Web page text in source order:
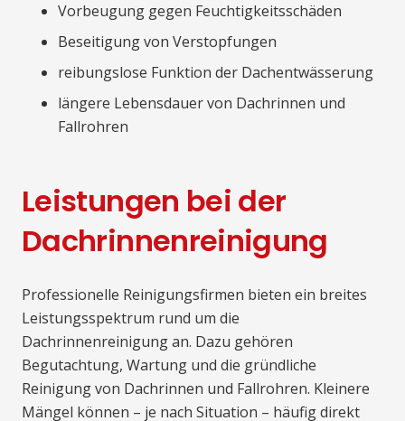
Vorbeugung gegen Feuchtigkeitsschäden
Beseitigung von Verstopfungen
reibungslose Funktion der Dachentwässerung
längere Lebensdauer von Dachrinnen und
Fallrohren
Leistungen bei der
Dachrinnenreinigung
Professionelle Reinigungsfirmen bieten ein breites
Leistungsspektrum rund um die
Dachrinnenreinigung an. Dazu gehören
Begutachtung, Wartung und die gründliche
Reinigung von Dachrinnen und Fallrohren. Kleinere
Mängel können – je nach Situation – häufig direkt